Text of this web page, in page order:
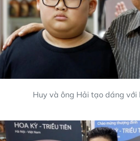
Huy và ông Hải tạo dáng với